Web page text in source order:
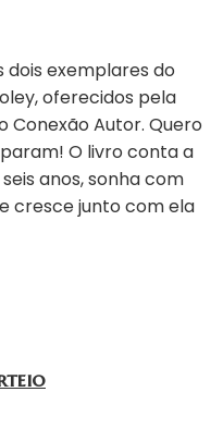
dois exemplares do
oferecidos pela
Conexão Autor. Quero
O livro conta a
anos, sonha com
cresce junto com ela